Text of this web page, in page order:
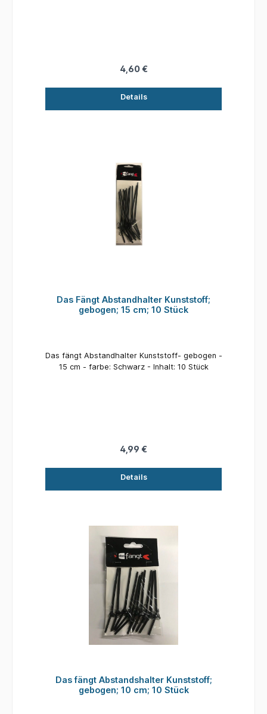
4,60 €
Details
Das Fängt Abstandhalter Kunststoff;
gebogen; 15 cm; 10 Stück
Das fängt Abstandhalter Kunststoff- gebogen -
15 cm - farbe: Schwarz - Inhalt: 10 Stück
4,99 €
Details
Das fängt Abstandshalter Kunststoff;
gebogen; 10 cm; 10 Stück